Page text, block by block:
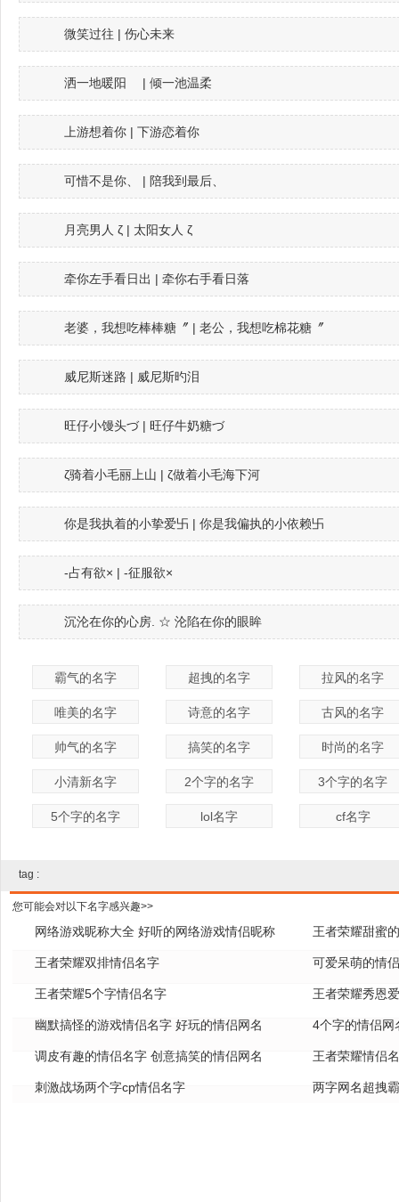
微笑过往 | 伤心未来
洒一地暖阳ゝ | 倾一池温柔ゝ
上游想着你 | 下游恋着你
可惜不是你、 | 陪我到最后、
月亮男人 ζ | 太阳女人 ζ
牵你左手看日出 | 牵你右手看日落
老婆，我想吃棒棒糖〞 | 老公，我想吃棉花糖〞
威尼斯迷路 | 威尼斯旳泪
旺仔小馒头づ | 旺仔牛奶糖づ
ζ骑着小毛丽上山 | ζ做着小毛海下河
你是我执着的小挚爱卐 | 你是我偏执的小依赖卐
-占有欲× | -征服欲×
沉沦在你的心房. ☆ 沦陷在你的眼眸
霸气的名字 超拽的名字 拉风的名字
唯美的名字 诗意的名字 古风的名字
帅气的名字 搞笑的名字 时尚的名字
小清新名字 2个字的名字 3个字的名字
5个字的名字 lol名字 cf名字
tag :
您可能会对以下名字感兴趣>>
网络游戏昵称大全 好听的网络游戏情侣昵称 王者荣耀甜蜜
王者荣耀双排情侣名字 可爱呆萌的情
王者荣耀5个字情侣名字 王者荣耀秀恩
幽默搞怪的游戏情侣名字 好玩的情侣网名 4个字的情侣网
调皮有趣的情侣名字 创意搞笑的情侣网名 王者荣耀情侣
刺激战场两个字cp情侣名字 两字网名超拽